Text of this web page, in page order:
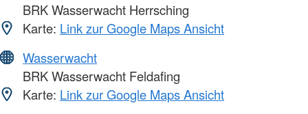
BRK Wasserwacht Herrsching
Karte: Link zur Google Maps Ansicht
Wasserwacht
BRK Wasserwacht Feldafing
Karte: Link zur Google Maps Ansicht